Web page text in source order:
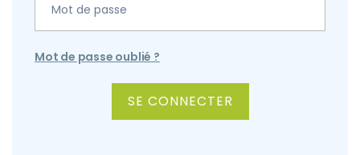
Mot de passe oublié ?